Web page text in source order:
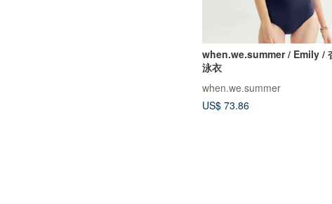
when.we.summer / Emily /
泳衣
when.we.summer
US$ 73.86